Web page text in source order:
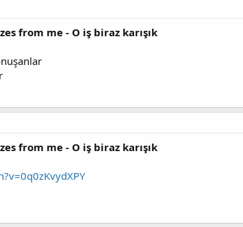
from me - O iş biraz karışık
from me - O iş biraz karışık